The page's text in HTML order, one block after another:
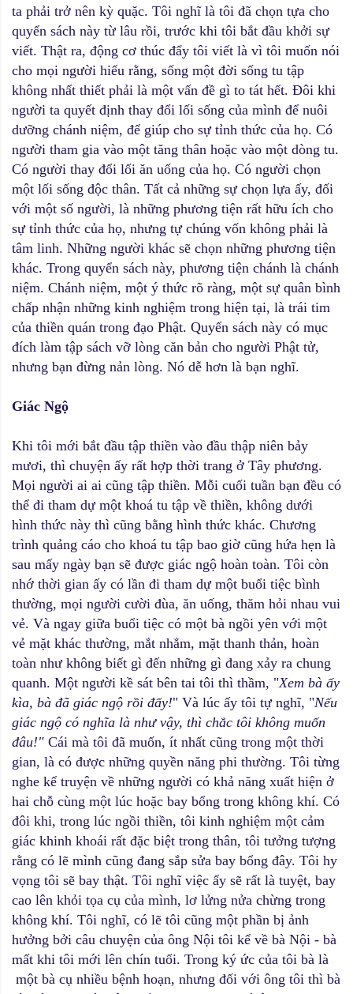
ta phải trở nên kỳ quặc. Tôi nghĩ là tôi đã chọn tựa cho
quyển sách này từ lâu rồi, trước khi tôi bắt đầu khởi sự
viết. Thật ra, động cơ thúc đẩy tôi viết là vì tôi muốn nói
cho mọi người hiểu rằng, sống một đời sống tu tập
không nhất thiết phải là một vấn đề gì to tát hết. Đôi khi
người ta quyết định thay đổi lối sống của mình để nuôi
dưỡng chánh niệm, để giúp cho sự tỉnh thức của họ. Có
người tham gia vào một tăng thân hoặc vào một dòng tu.
Có người thay đổi lối ăn uống của họ. Có người chọn
một lối sống độc thân. Tất cả những sự chọn lựa ấy, đối
với một số người, là những phương tiện rất hữu ích cho
sự tỉnh thức của họ, nhưng tự chúng vốn không phải là
tâm linh. Những người khác sẽ chọn những phương tiện
khác. Trong quyển sách này, phương tiện chánh là chánh
niệm. Chánh niệm, một ý thức rõ ràng, một sự quân bình
chấp nhận những kinh nghiệm trong hiện tại, là trái tim
của thiền quán trong đạo Phật. Quyển sách này có mục
đích làm tập sách vỡ lòng căn bản cho người Phật tử,
nhưng bạn đừng nản lòng. Nó dễ hơn là bạn nghĩ.
Giác Ngộ
Khi tôi mới bắt đầu tập thiền vào đầu thập niên bảy
mươi, thì chuyện ấy rất hợp thời trang ở Tây phương.
Mọi người ai ai cũng tập thiền. Mỗi cuối tuần bạn đều có
thể đi tham dự một khoá tu tập về thiền, không dưới
hình thức này thì cũng bằng hình thức khác. Chương
trình quảng cáo cho khoá tu tập bao giờ cũng hứa hẹn là
sau mấy ngày bạn sẽ được giác ngộ hoàn toàn. Tôi còn
nhớ thời gian ấy có lần đi tham dự một buổi tiệc bình
thường, mọi người cười đùa, ăn uống, thăm hỏi nhau vui
vẻ. Và ngay giữa buổi tiệc có một bà ngồi yên với một
vẻ mặt khác thường, mắt nhắm, mặt thanh thản, hoàn
toàn như không biết gì đến những gì đang xảy ra chung
quanh. Một người kề sát bên tai tôi thì thầm, "Xem bà ấy
kìa, bà đã giác ngộ rồi đấy!" Và lúc ấy tôi tự nghĩ, "Nếu
giác ngộ có nghĩa là như vậy, thì chắc tôi không muốn
đâu!" Cái mà tôi đã muốn, ít nhất cũng trong một thời
gian, là có được những quyền năng phi thường. Tôi từng
nghe kể truyện về những người có khả năng xuất hiện ở
hai chỗ cùng một lúc hoặc bay bổng trong không khí. Có
đôi khi, trong lúc ngồi thiền, tôi kinh nghiệm một cảm
giác khinh khoái rất đặc biệt trong thân, tôi tưởng tượng
rằng có lẽ mình cũng đang sắp sửa bay bổng đây. Tôi hy
vọng tôi sẽ bay thật. Tôi nghĩ việc ấy sẽ rất là tuyệt, bay
cao lên khỏi tọa cụ của mình, lơ lửng nửa chừng trong
không khí. Tôi nghĩ, có lẽ tôi cũng một phần bị ảnh
hưởng bởi câu chuyện của ông Nội tôi kể về bà Nội - bà
mất khi tôi mới lên chín tuổi. Trong ký ức của tôi bà là
một bà cụ nhiều bệnh hoạn, nhưng đối với ông tôi thì bà